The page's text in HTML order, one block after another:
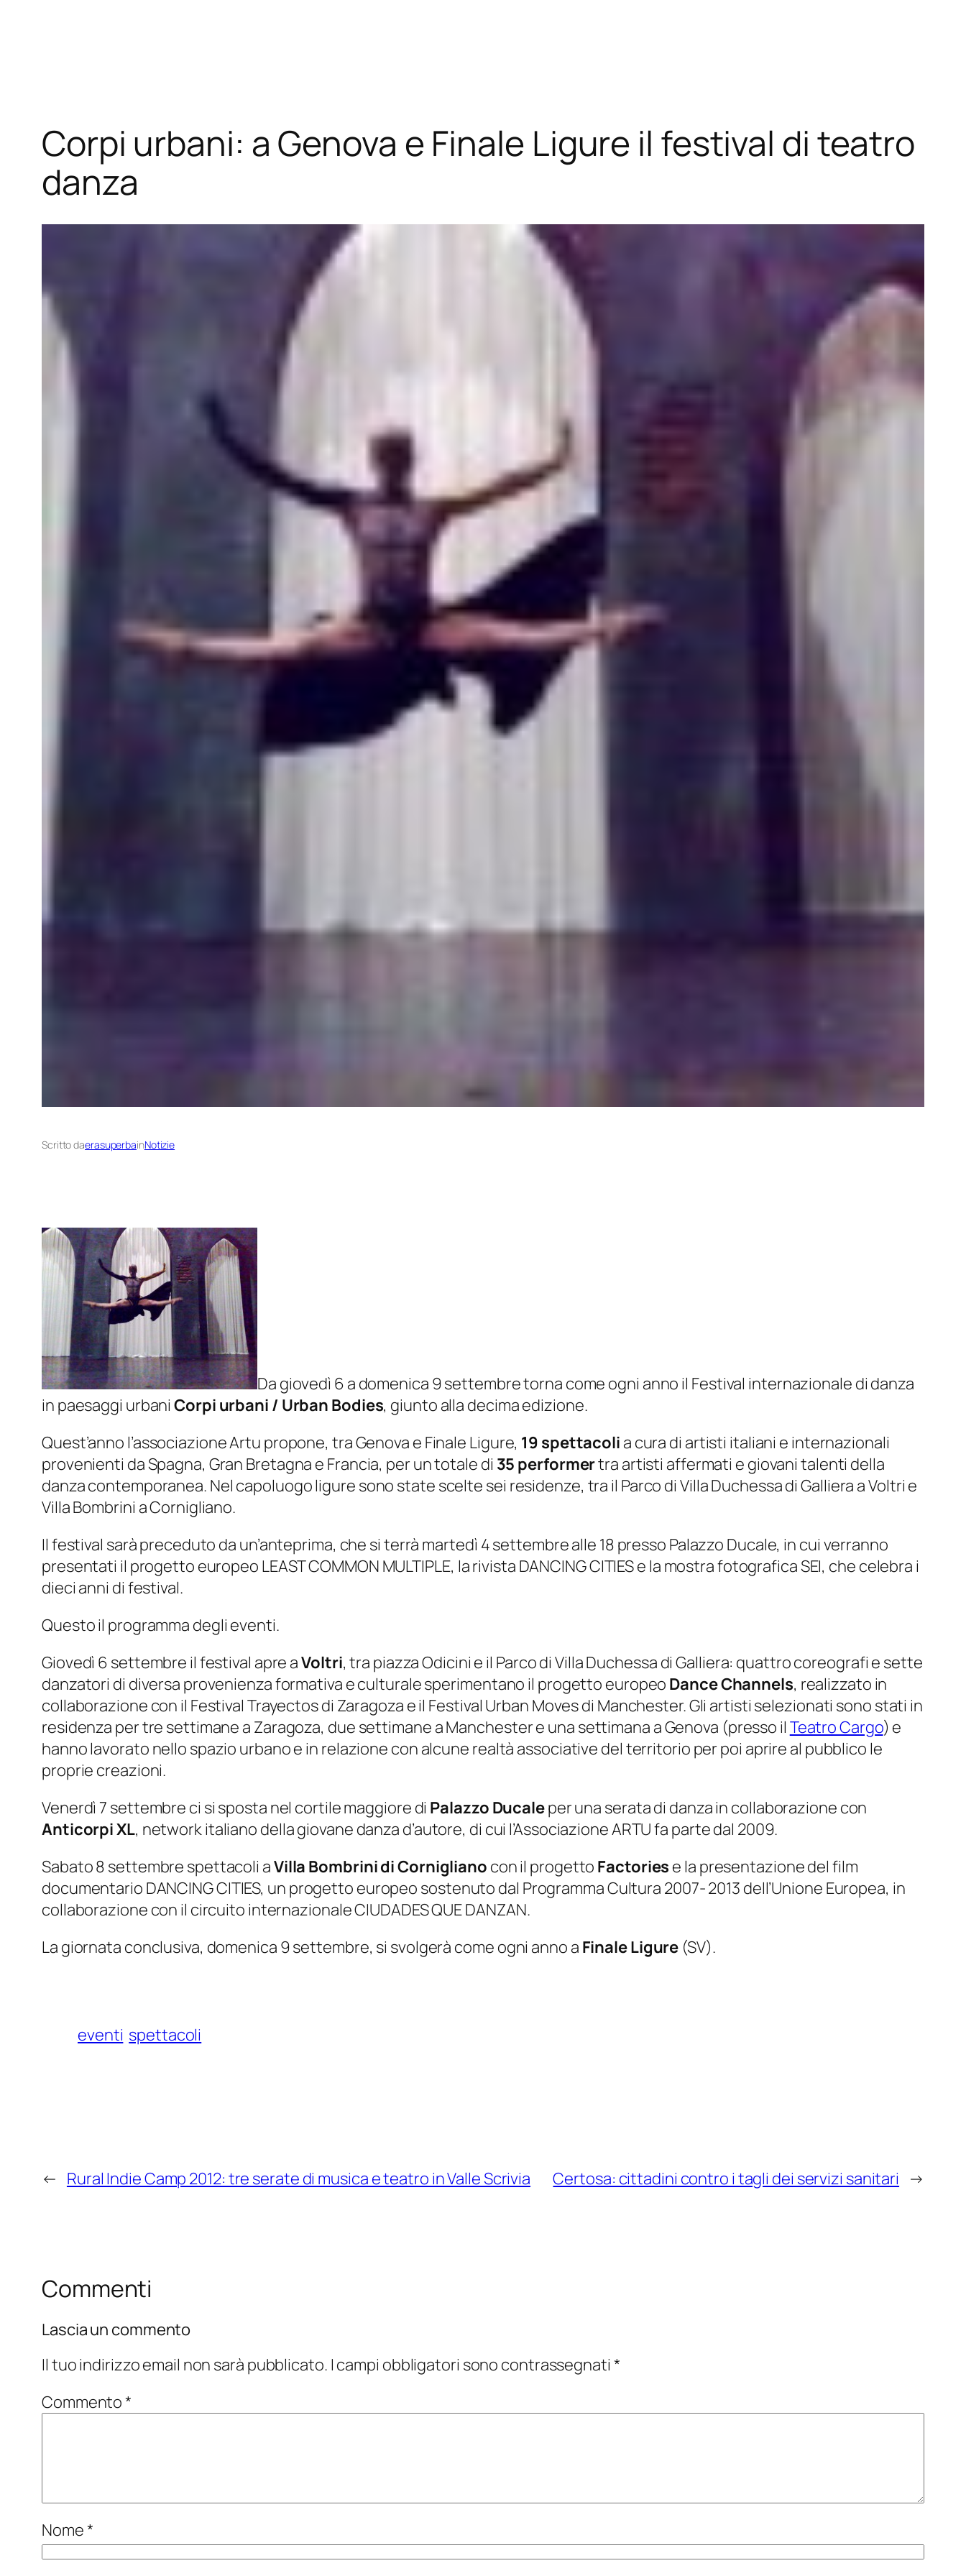
Corpi urbani: a Genova e Finale Ligure il festival di teatro
danza
Scritto daerasuperbainNotizie
Da giovedì 6 a domenica 9 settembre torna come ogni anno il Festival internazionale di danza
in paesaggi urbani Corpi urbani / Urban Bodies, giunto alla decima edizione.
Quest’anno l’associazione Artu propone, tra Genova e Finale Ligure, 19 spettacoli a cura di artisti italiani e internazionali
provenienti da Spagna, Gran Bretagna e Francia, per un totale di 35 performertra artisti affermati e giovani talenti della
danza contemporanea. Nel capoluogo ligure sono state scelte sei residenze, tra il Parco di Villa Duchessa di Galliera a Voltri e
Villa Bombrini a Cornigliano.
Il festival sarà preceduto da un’anteprima, che si terrà martedì 4 settembre alle 18 presso Palazzo Ducale, in cui verranno
presentati il progetto europeo LEAST COMMON MULTIPLE, la rivista DANCING CITIES e la mostra fotografica SEI, che celebra i
dieci anni di festival.
Questo il programma degli eventi.
Giovedì 6 settembre il festival apre aVoltri, tra piazza Odicini e il Parco di Villa Duchessa di Galliera: quattro coreografi e sette
danzatori di diversa provenienza formativa e culturale sperimentano il progetto europeo Dance Channels, realizzato in
collaborazione con il Festival Trayectos di Zaragoza e il Festival Urban Moves di Manchester. Gli artisti selezionati sono stati in
residenza per tre settimane a Zaragoza, due settimane a Manchester e una settimana a Genova (presso il Teatro Cargo) e
hanno lavorato nello spazio urbano e in relazione con alcune realtà associative del territorio per poi aprire al pubblico le
proprie creazioni.
Venerdì 7 settembre ci si sposta nel cortile maggiore di Palazzo Ducaleper una serata di danza in collaborazione con
Anticorpi XL, network italiano della giovane danza d’autore, di cui l’Associazione ARTU fa parte dal 2009.
Sabato 8 settembre spettacoli aVilla Bombrini di Cornigliano con il progetto Factories e la presentazione del film
documentario DANCING CITIES, un progetto europeo sostenuto dal Programma Cultura 2007- 2013 dell’Unione Europea, in
collaborazione con il circuito internazionale CIUDADES QUE DANZAN.
La giornata conclusiva, domenica 9 settembre, si svolgerà come ogni anno a Finale Ligure (SV).
eventi spettacoli
← Rural Indie Camp 2012: tre serate di musica e teatro in Valle Scrivia Certosa: cittadini contro i tagli dei servizi sanitari →
Commenti
Lascia un commento
Il tuo indirizzo email non sarà pubblicato. I campi obbligatori sono contrassegnati *
Commento*
Nome*